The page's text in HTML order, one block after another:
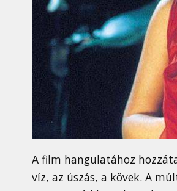
A film hangulatához
víz, az úszás, a kövek. A